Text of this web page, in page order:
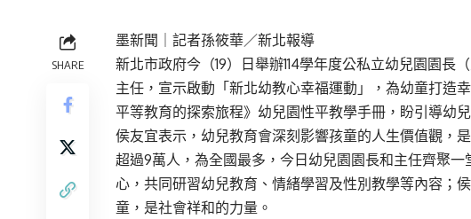
SHARE
墨新聞 ｜記者孫筱華／新北報導
新北市政府今（19）日舉辦114學年度公私立幼兒園園長
主任，宣示啟動「新北幼教心幸福運動」，為幼童打造
平等教育的探索旅程》幼兒園性平教學手冊，盼引導幼
侯友宜表示，幼兒教育會深刻影響孩童的人生價值觀，
超過9萬人，為全國最多，今日幼兒園園長和主任齊聚
心，共同研習幼兒教育、情緒學習及性別教學等內容；
童，是社會祥和的力量。